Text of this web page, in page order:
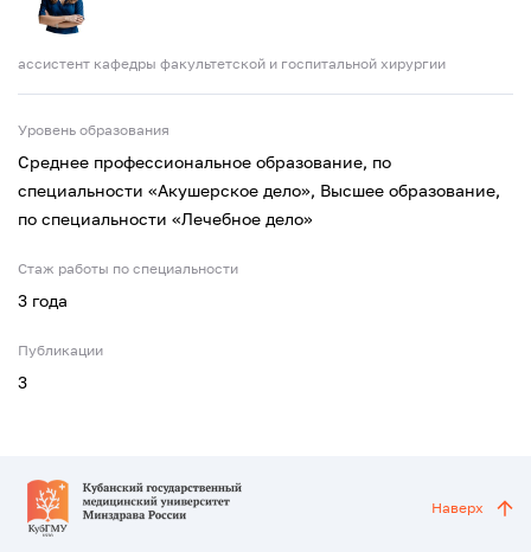
ассистент кафедры факультетской и госпитальной хирургии
Уровень образования
Cреднее профессиональное образование, по
специальности «Акушерское дело», Высшее образование,
по специальности «Лечебное дело»
Стаж работы по специальности
3 года
Публикации
3
Наверх